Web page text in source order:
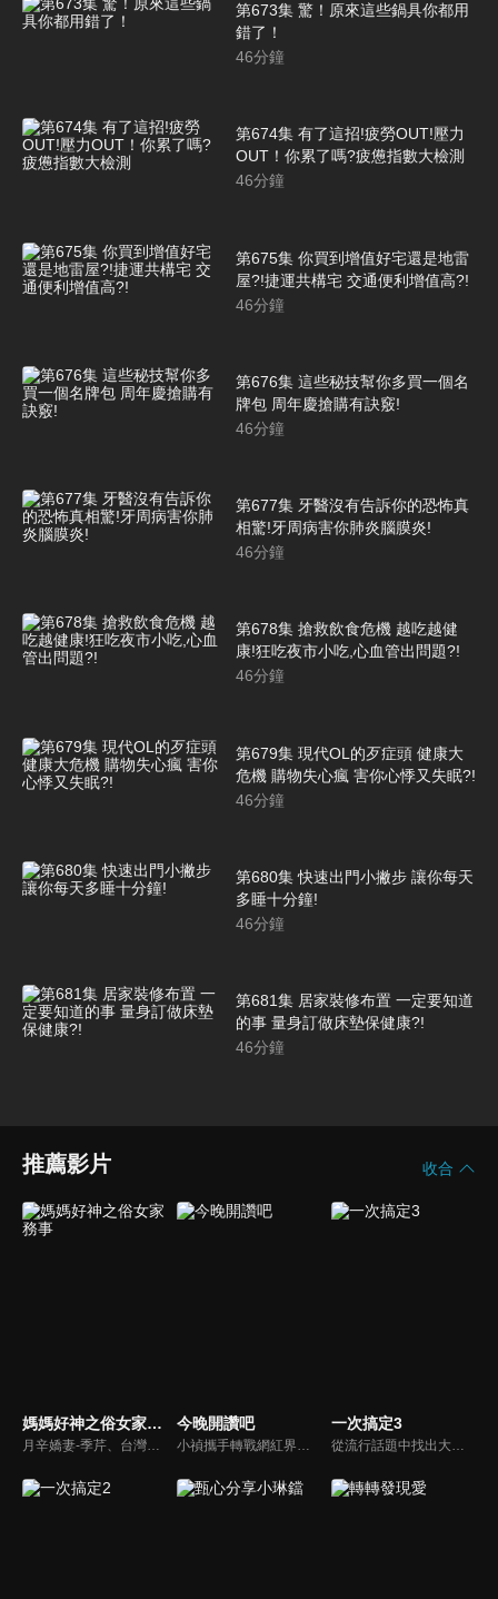
第673集 驚！原來這些鍋具你都用
錯了！
46分鐘
第674集 有了這招!疲勞OUT!壓力
OUT！你累了嗎?疲憊指數大檢測
46分鐘
第675集 你買到增值好宅還是地雷
屋?!捷運共構宅 交通便利增值高?!
46分鐘
第676集 這些秘技幫你多買一個名
牌包 周年慶搶購有訣竅!
46分鐘
第677集 牙醫沒有告訴你的恐怖真
相驚!牙周病害你肺炎腦膜炎!
46分鐘
第678集 搶救飲食危機 越吃越健
康!狂吃夜市小吃,心血管出問題?!
46分鐘
第679集 現代OL的歹症頭 健康大
危機 購物失心瘋 害你心悸又失眠?!
46分鐘
第680集 快速出門小撇步 讓你每天
多睡十分鐘!
46分鐘
第681集 居家裝修布置 一定要知道
的事 量身訂做床墊保健康?!
46分鐘
推薦影片 收合
媽媽好神之俗女家務事 今晚開讚吧 一次搞定3